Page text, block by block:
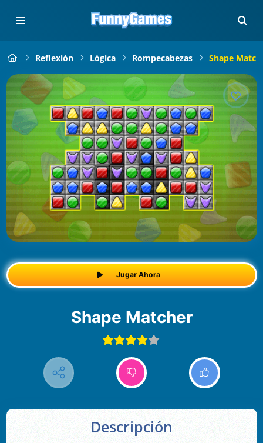
Reflexión Lógica Rompecabezas Shape
Jugar Ahora
Shape Matcher
Descripción